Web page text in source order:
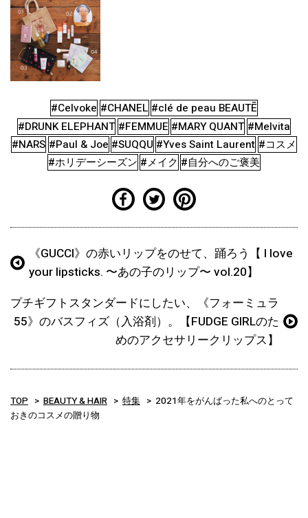
#Celvoke #CHANEL #clé de peau BEAUTĒ
#DRUNK ELEPHANT #FEMMUE #MARY QUANT #Melvita
#NARS #Paul & Joe #SUQQU #Yves Saint Laurent #コスメ
#ホリデーシーズン #メイク #自分へのご褒美
《GUCCI》の赤いリップをのせて、踊ろう【 I love
your lipsticks. 〜あの子のリップ〜 vol.20】
プチギフトスタンダードにしたい、《フォーミュラ
55》のバスフィズ（入浴剤）。【FUDGE GIRLのた
めのアクセサリークリップス】
TOP BEAUTY & HAIR 特集
2021年をがんばった私へのとって
おきのコスメの贈り物